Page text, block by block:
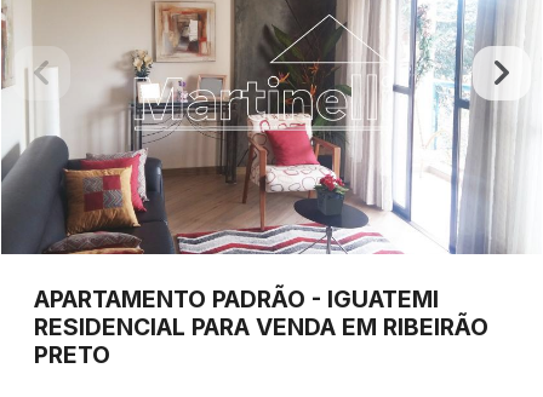
APARTAMENTO PADRÃO - IGUATEMI
RESIDENCIAL PARA VENDA EM RIBEIRÃO
PRETO